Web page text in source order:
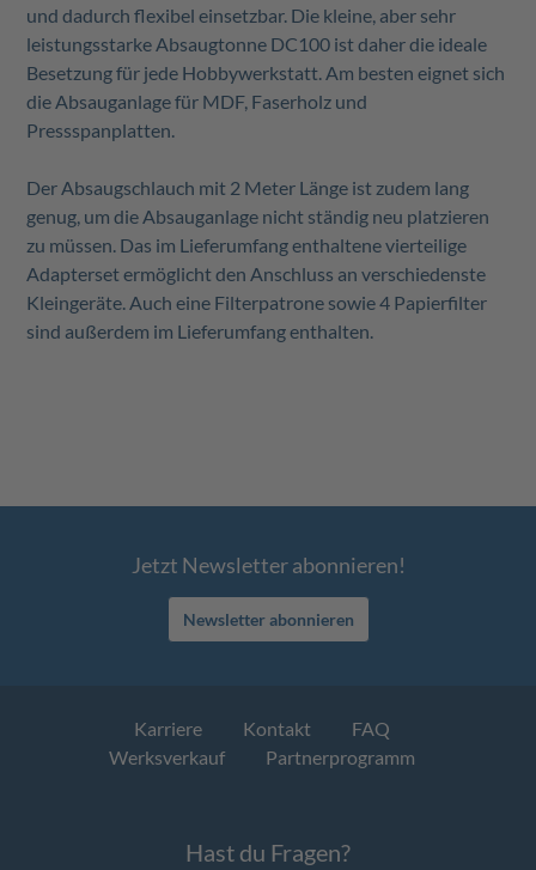
und dadurch flexibel einsetzbar. Die kleine, aber sehr
leistungsstarke Absaugtonne DC100 ist daher die ideale
Besetzung für jede Hobbywerkstatt. Am besten eignet sich
die Absauganlage für MDF, Faserholz und
Pressspanplatten.
Der Absaugschlauch mit 2 Meter Länge ist zudem lang
genug, um die Absauganlage nicht ständig neu platzieren
zu müssen. Das im Lieferumfang enthaltene vierteilige
Adapterset ermöglicht den Anschluss an verschiedenste
Kleingeräte. Auch eine Filterpatrone sowie 4 Papierfilter
sind außerdem im Lieferumfang enthalten.
Jetzt Newsletter abonnieren!
Newsletter abonnieren
Karriere Kontakt
FAQ
Werksverkauf
Partnerprogramm
Hast du Fragen?